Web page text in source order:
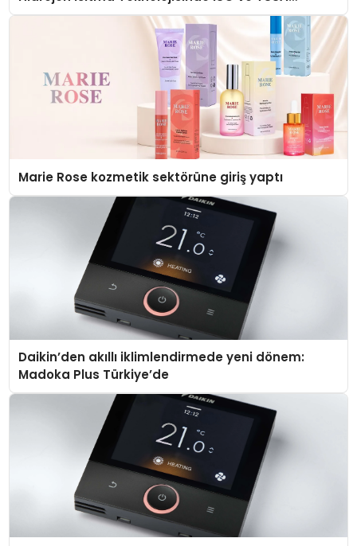
Düzenleyici Onaylarını Aldı
Marie Rose kozmetik sektörüne giriş yaptı
Daikin’den akıllı iklimlendirmede yeni dönem:
Madoka Plus Türkiye’de